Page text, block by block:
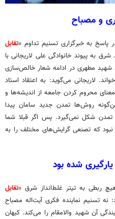
و مصباح
پاسخ به خبرگزاری تسنیم تداوم «تقابل
به پیوند خانوادگی علی لاریجانی با
شهید مطهری در ادامه شعار خالص‌سازی
لاریجانی می‌گوید: به اعتقاد استاد
محروم کردن جامعه از ‌اندیشه‌ها و
روش‌ها تمدن جدید سامان پیدا
شکل نمی‌گیرد. پس اگر قبلا شما
که تصنعی گرایش‌های مختلف را به
شده بود
ربطی به تیتر غلط‌انداز شرق «تقابل
نه تسنیم نماینده فکری آیت‌اله مصباح
آن شهید والامقام را می‌کند. کیهان